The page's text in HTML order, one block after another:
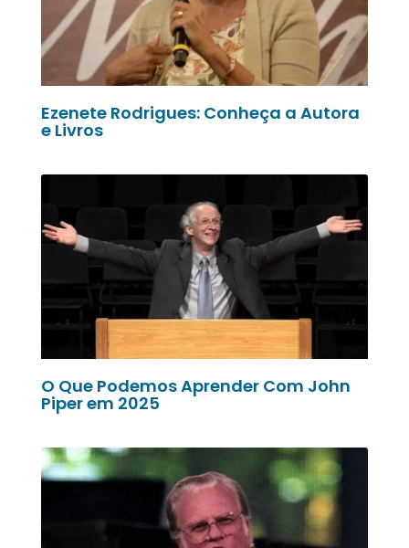
Ezenete Rodrigues: Conheça a Autora
e Livros
O Que Podemos Aprender Com John
Piper em 2025